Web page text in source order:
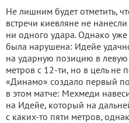
Не лишним будет отметить,
встречи киевляне не
ни одного удара. Однако уже
была нарушена: Идейе
на ударную позицию в
метров с 12-ти, но в цель не
«Динамо» создало первый
в этом матче: Мехмеди
на Идейе, который на
с каких-то пяти метров,